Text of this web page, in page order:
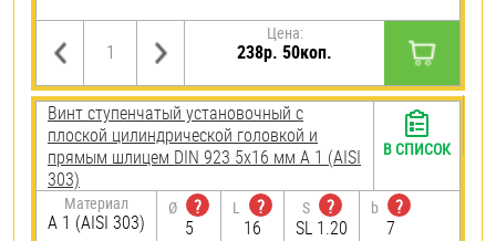
Цена:
238р. 50коп.
Винт ступенчатый установочный с
плоской цилиндрической головкой и
прямым шлицем DIN 923 5х16 мм А 1 (AISI
303)
Материал
А 1 (AISI 303)
Ø
?
5
L
?
16
S
?
SL 1.20
b
?
7
В СПИСОК